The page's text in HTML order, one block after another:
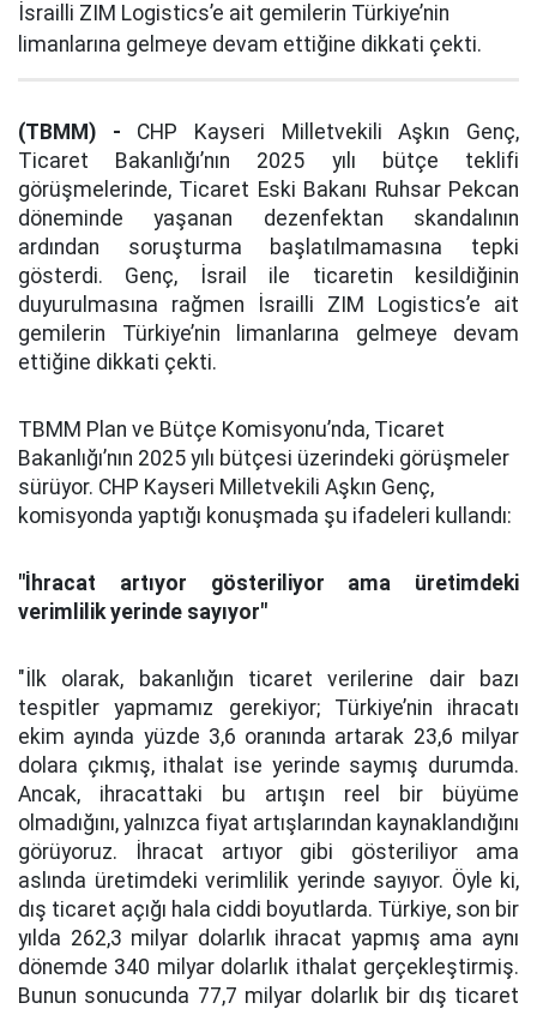
İsrailli ZIM Logistics’e ait gemilerin Türkiye’nin
limanlarına gelmeye devam ettiğine dikkati çekti.
(TBMM) - CHP Kayseri Milletvekili Aşkın Genç,
Ticaret Bakanlığı’nın 2025 yılı bütçe teklifi
görüşmelerinde, Ticaret Eski Bakanı Ruhsar Pekcan
döneminde yaşanan dezenfektan skandalının
ardından soruşturma başlatılmamasına tepki
gösterdi. Genç, İsrail ile ticaretin kesildiğinin
duyurulmasına rağmen İsrailli ZIM Logistics’e ait
gemilerin Türkiye’nin limanlarına gelmeye devam
ettiğine dikkati çekti.
TBMM Plan ve Bütçe Komisyonu’nda, Ticaret
Bakanlığı’nın 2025 yılı bütçesi üzerindeki görüşmeler
sürüyor. CHP Kayseri Milletvekili Aşkın Genç,
komisyonda yaptığı konuşmada şu ifadeleri kullandı:
"İhracat artıyor gösteriliyor ama üretimdeki
verimlilik yerinde sayıyor"
"İlk olarak, bakanlığın ticaret verilerine dair bazı
tespitler yapmamız gerekiyor; Türkiye’nin ihracatı
ekim ayında yüzde 3,6 oranında artarak 23,6 milyar
dolara çıkmış, ithalat ise yerinde saymış durumda.
Ancak, ihracattaki bu artışın reel bir büyüme
olmadığını, yalnızca fiyat artışlarından kaynaklandığını
görüyoruz. İhracat artıyor gibi gösteriliyor ama
aslında üretimdeki verimlilik yerinde sayıyor. Öyle ki,
dış ticaret açığı hala ciddi boyutlarda. Türkiye, son bir
yılda 262,3 milyar dolarlık ihracat yapmış ama aynı
dönemde 340 milyar dolarlık ithalat gerçekleştirmiş.
Bunun sonucunda 77,7 milyar dolarlık bir dış ticaret